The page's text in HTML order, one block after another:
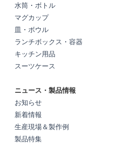
水筒・ボトル
マグカップ
皿・ボウル
ランチボックス・容器
キッチン用品
スーツケース
ニュース・製品情報
お知らせ
新着情報
生産現場＆製作例
製品特集